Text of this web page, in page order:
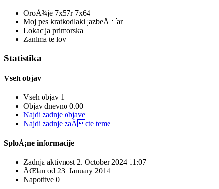
OroÅ¾je 7x57r 7x64
Moj pes kratkodlaki jazbeÄar
Lokacija primorska
Zanima te lov
Statistika
Vseh objav
Vseh objav 1
Objav dnevno 0.00
Najdi zadnje objave
Najdi zadnje zaÄete teme
SploÅ¡ne informacije
Zadnja aktivnost 2. October 2024 11:07
ÄŒlan od 23. January 2014
Napotitve 0